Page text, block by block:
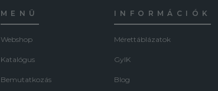
MENÜ
Webshop
Katalógus
Bemutatkozás
INFORMÁCIÓK
Mérettáblázatok
GyIK
Blog